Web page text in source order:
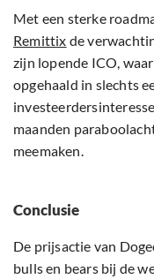
Met een sterke
Remittix de
zijn lopende ICO,
opgehaald in slechts
maanden
meemaken.
Conclusie
De prijsactie van
bulls en bears bij de